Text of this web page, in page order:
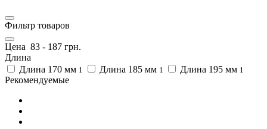
Фильтр товаров
Цена 83 - 187 грн.
Длина
Длина 170 мм 1 Длина 185 мм 1 Длина 195 мм 1
Рекомендуемые